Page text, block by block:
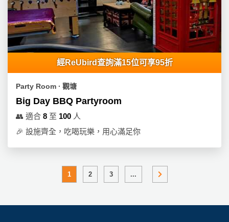
經ReUbird查詢滿15位可享95折
Party Room ∙ 觀塘
Big Day BBQ Partyroom
👥 適合 8 至 100 人
🎉 設施齊全，吃喝玩樂，用心滿足你
1 2 3 ...